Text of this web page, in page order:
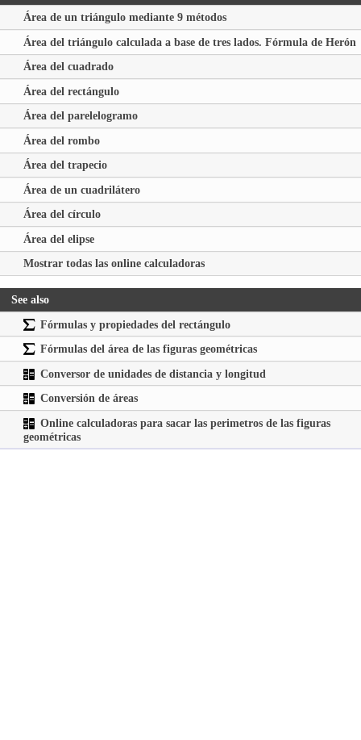
Área de un triángulo mediante 9 métodos
Área del triángulo calculada a base de tres lados. Fórmula de Herón
Área del cuadrado
Área del rectángulo
Área del parelelogramo
Área del rombo
Área del trapecio
Área de un cuadrilátero
Área del círculo
Área del elipse
Mostrar todas las online calculadoras
See also
Fórmulas y propiedades del rectángulo
Fórmulas del área de las figuras geométricas
Conversor de unidades de distancia y longitud
Conversión de áreas
Online calculadoras para sacar las perimetros de las figuras
geométricas